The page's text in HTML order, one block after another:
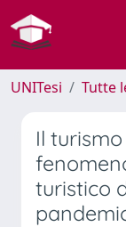
UNITesi Tutte
Il
turistico